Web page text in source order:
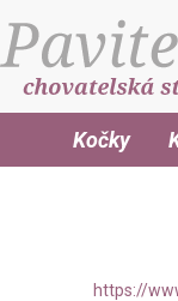
Kočky
https://